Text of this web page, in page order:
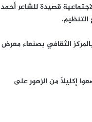
قصيدة للشاعر أحمد
التنظيم.
الثقافي بصنعاء معرض
إكليلاً من الزهور على